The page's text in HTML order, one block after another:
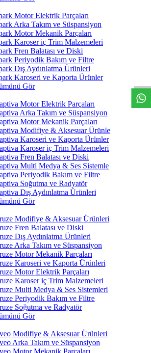
Motor Elektrik Parçaları
Arka Takım ve Süspansiyon
Motor Mekanik Parçaları
Karoser iç Trim Malzemeleri
Fren Balatası ve Diski
Periyodik Bakım ve Filtre
Dış Aydınlatma Ürünleri
Karoseri ve Kaporta Ürünler
Gör
Motor Elektrik Parçaları
Arka Takım ve Süspansiyon
Motor Mekanik Parçaları
Modifiye & Aksesuar Ürünle
Karoseri ve Kaporta Ürünler
Karoser iç Trim Malzemeleri
Fren Balatası ve Diski
Multi Medya & Ses Sistemle
Periyodik Bakım ve Filtre
Soğutma ve Radyatör
Dış Aydınlatma Ürünleri
Gör
Modifiye & Aksesuar Ürünleri
Fren Balatası ve Diski
Dış Aydınlatma Ürünleri
Arka Takım ve Süspansiyon
Motor Mekanik Parçaları
Karoseri ve Kaporta Ürünleri
Motor Elektrik Parçaları
Karoser iç Trim Malzemeleri
Multi Medya & Ses Sistemleri
Periyodik Bakım ve Filtre
Soğutma ve Radyatör
Gör
Modifiye & Aksesuar Ürünleri
Arka Takım ve Süspansiyon
Motor Mekanik Parçaları